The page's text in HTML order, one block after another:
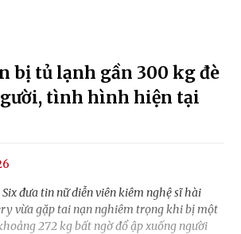
bị tủ lạnh gần 300 kg đè
tình hình hiện tại
đưa tin nữ diễn viên kiêm nghệ sĩ hài
vừa gặp tai nạn nghiêm trọng khi bị một
272 kg bất ngờ đổ ập xuống người